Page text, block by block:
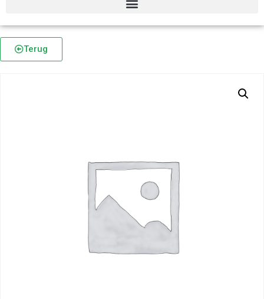
Terug